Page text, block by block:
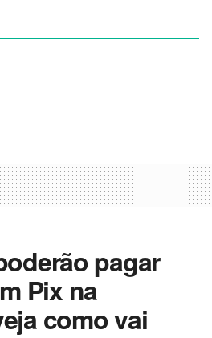
pagar
Pix na
como vai